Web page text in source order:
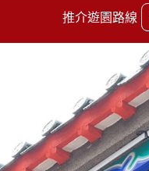
推介遊園路線